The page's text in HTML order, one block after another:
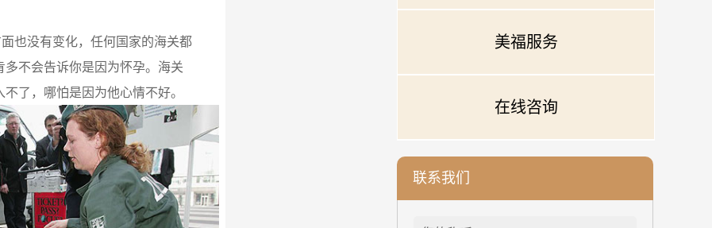
也没有变化，任何国家的海关都
不会告诉你是因为怀孕。海关
了，哪怕是因为他心情不好。
美福服务
在线咨询
联系我们